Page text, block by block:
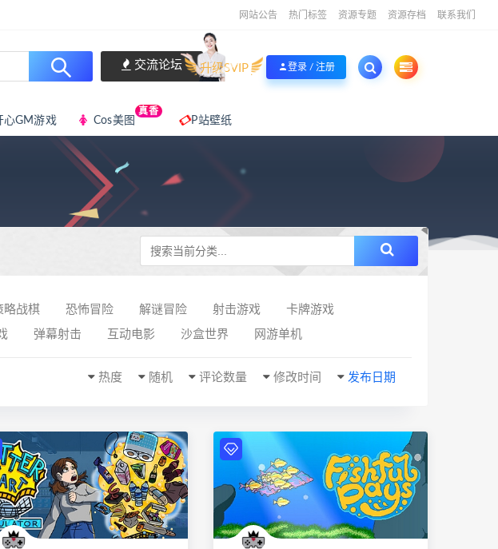
网站公告 热门标签 资源专题 资源存档 联系我们
交流论坛 升级SVIP 登录 / 注册
心GM游戏 Cos美图
真香
P站壁纸
略战棋 恐怖冒险 解谜冒险 射击游戏 卡牌游戏
弹幕射击 互动电影 沙盒世界 网游单机
发布日期
修改时间
评论数量
随机
热度